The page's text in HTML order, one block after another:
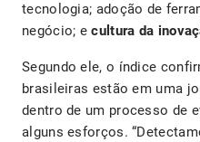
tecnologia; adoção de
negócio; ecultura da
Segundo ele, o índice
brasileiras estão em uma
dentro de um processo de
alguns esforços.